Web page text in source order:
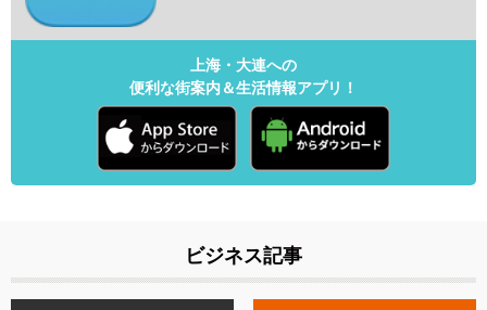
上海・大連への
便利な街案内＆生活情報アプリ！
ビジネス記事